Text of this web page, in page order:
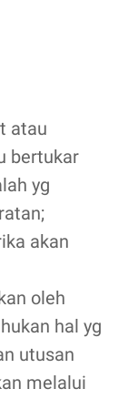
atau
bertukar
yg
akan
oleh
hal yg
utusan
melalui